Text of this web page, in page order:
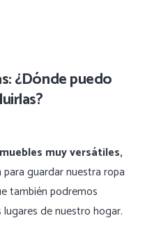
¿Dónde puedo
muebles muy versátiles,
guardar nuestra ropa
también podremos
de nuestro hogar.